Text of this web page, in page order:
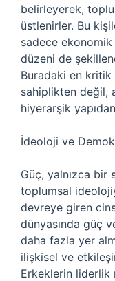
belirleyerek,
üstlenirler. Bu
sadece
düzeni de
Buradaki en kritik
sahiplikten değil,
hiyerarşik
İdeoloji ve
Güç, yalnızca bir
toplumsal
devreye giren
dünyasında güç
daha fazla yer
ilişkisel ve
Erkeklerin liderlik